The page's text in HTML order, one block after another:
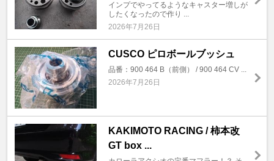
インプでやってるようなキャスター増しが
したくなったので作り ...
2026年7月26日
CUSCO ピロボールブッシュ
品番：900 464 B（前側） / 900 464 CV ...
2026年7月26日
KAKIMOTO RACING / 柿本改
GT box ...